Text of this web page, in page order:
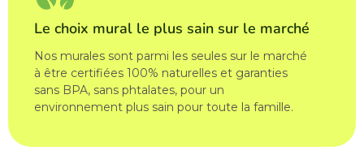
Le choix mural le plus sain sur le marché
Nos murales sont parmi les seules sur le marché
à être certifiées 100% naturelles et garanties
sans BPA, sans phtalates, pour un
environnement plus sain pour toute la famille.